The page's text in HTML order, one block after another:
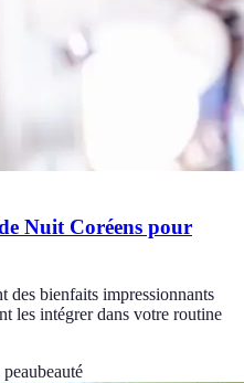
Nuit Coréens pour
des bienfaits impressionnants
les intégrer dans votre routine
beauté